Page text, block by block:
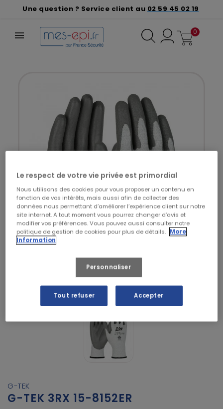
Une question ? Service client au 02 59 45 02 19
0
G-TEK
G-TEK 3RX 15-8152ER
Le respect de votre vie privée est primordial
Nous utilisons des cookies pour vous proposer un contenu en
fonction de vos intérêts, mais aussi afin de collecter des
données nous permettant d’améliorer l’expérience client sur notre
site internet. A tout moment vous pourrez changer d’avis et
modifier vos préférences. Vous pouvez aussi consulter notre
politique de gestion de cookies pour plus de détails. More
Information
Personnaliser
Tout refuser Accepter